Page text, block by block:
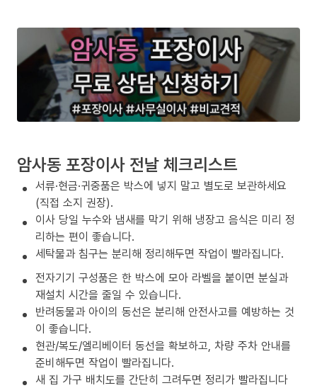
암사동 포장이사 전날 체크리스트
서류·현금·귀중품은 박스에 넣지 말고 별도로 보관하세요
(직접 소지 권장).
이사 당일 누수와 냄새를 막기 위해 냉장고 음식은 미리 정
리하는 편이 좋습니다.
세탁물과 침구는 분리해 정리해두면 작업이 빨라집니다.
전자기기 구성품은 한 박스에 모아 라벨을 붙이면 분실과
재설치 시간을 줄일 수 있습니다.
반려동물과 아이의 동선은 분리해 안전사고를 예방하는 것
이 좋습니다.
현관/복도/엘리베이터 동선을 확보하고, 차량 주차 안내를
준비해두면 작업이 빨라집니다.
새 집 가구 배치도를 간단히 그려두면 정리가 빨라집니다